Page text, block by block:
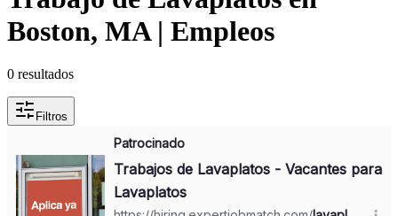
Boston, MA | Empleos
0 resultados
Filtros